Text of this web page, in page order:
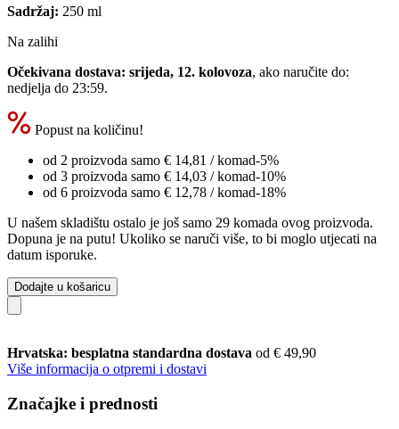
Sadržaj: 250 ml
Na zalihi
Očekivana dostava: srijeda, 12. kolovoza, ako naručite do:
nedjelja do 23:59.
Popust na količinu!
od 2 proizvoda samo € 14,81 / komad-5%
od 3 proizvoda samo € 14,03 / komad-10%
od 6 proizvoda samo € 12,78 / komad-18%
U našem skladištu ostalo je još samo 29 komada ovog proizvoda.
Dopuna je na putu! Ukoliko se naruči više, to bi moglo utjecati na
datum isporuke.
Dodajte u košaricu
Hrvatska: besplatna standardna dostava od € 49,90
Više informacija o otpremi i dostavi
Značajke i prednosti